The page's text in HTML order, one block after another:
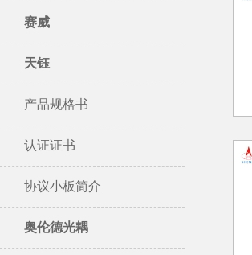
赛威
天钰
产品规格书
认证证书
协议小板简介
奥伦德光耦